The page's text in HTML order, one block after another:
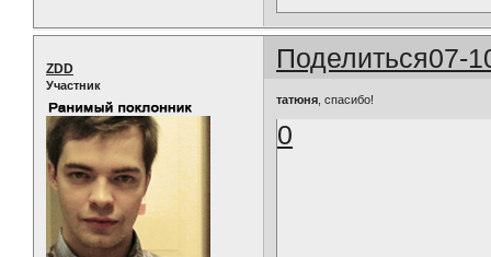
Поделиться07-
ZDD
Участник
татюня , спасибо!
0